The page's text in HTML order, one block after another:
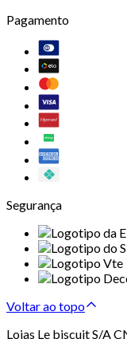
Pagamento
Segurança
Voltar ao topo
Lojas Le biscuit S/A